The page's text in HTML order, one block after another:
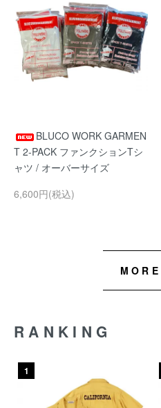
BLUCO WORK GARMEN
T 2-PACK ファンクションTシ
ャツ / オーバーサイズ
6,600円(税込)
MORE
RANKING
1